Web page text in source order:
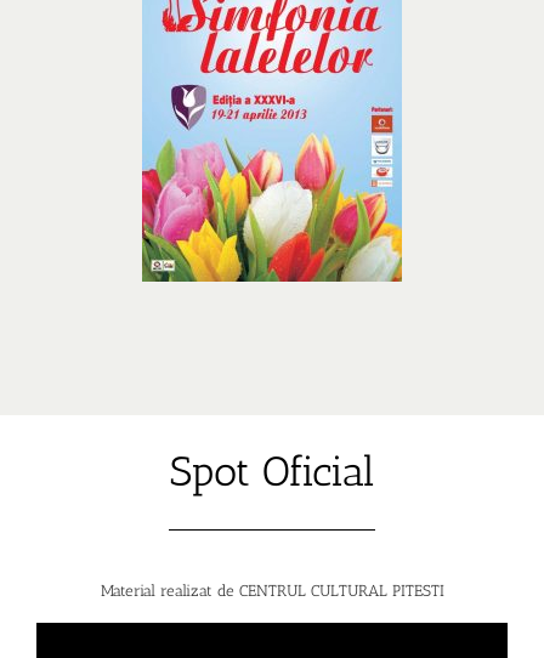
Spot Oficial
Material realizat de CENTRUL CULTURAL PITESTI